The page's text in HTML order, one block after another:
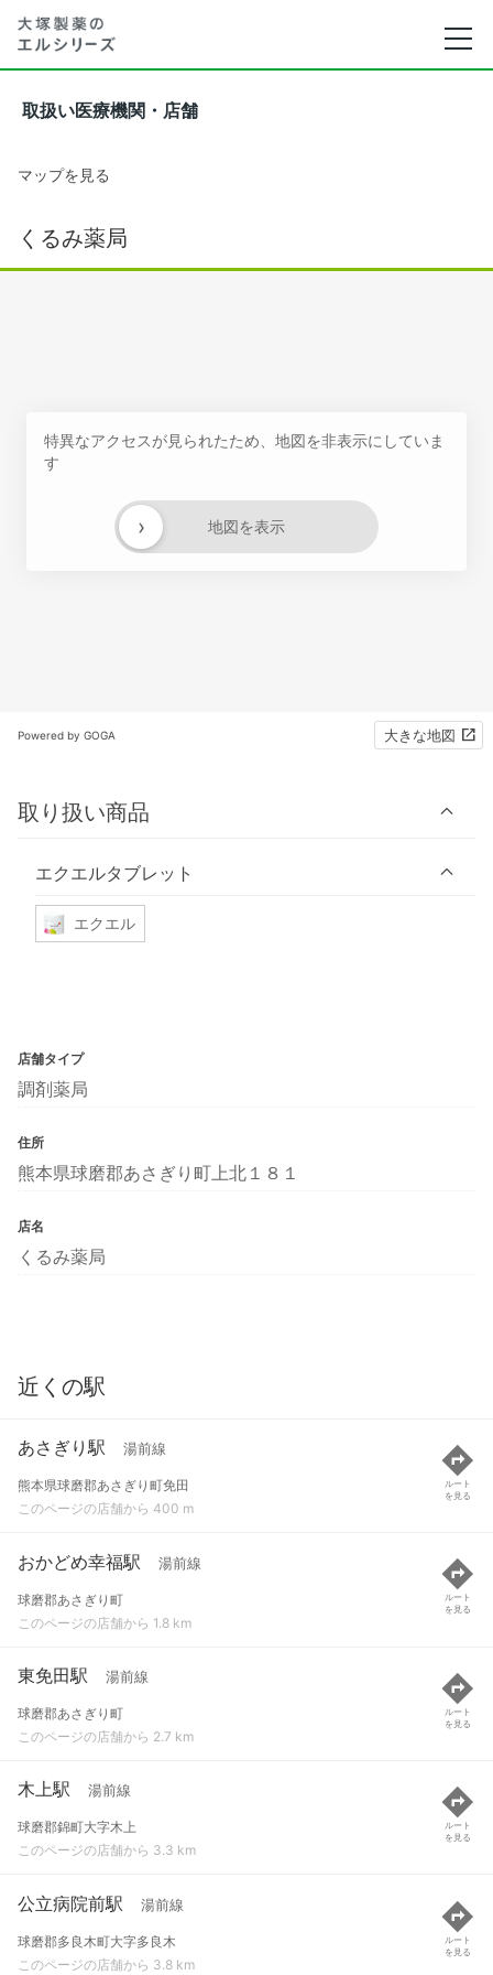
取扱い医療機関・店舗
マップを見る
くるみ薬局
特異なアクセスが見られたため、地図を非表示にしていま
す
地図を表示
›
Powered by GOGA 大きな地図
取り扱い商品
エクエルタブレット
エクエル
店舗タイプ
調剤薬局
住所
熊本県球磨郡あさぎり町上北１８１
店名
くるみ薬局
近くの駅
あさぎり駅 湯前線
熊本県球磨郡あさぎり町免田
このページの店舗から 400 m
ルート
を見る
おかどめ幸福駅 湯前線
球磨郡あさぎり町
このページの店舗から 1.8 km
ルート
を見る
東免田駅 湯前線
球磨郡あさぎり町
このページの店舗から 2.7 km
ルート
を見る
木上駅 湯前線
球磨郡錦町大字木上
このページの店舗から 3.3 km
ルート
を見る
公立病院前駅 湯前線
球磨郡多良木町大字多良木
このページの店舗から 3.8 km
ルート
を見る